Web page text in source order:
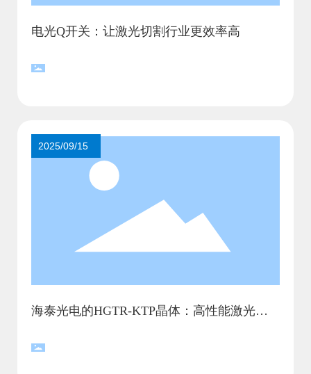
电光Q开关：让激光切割行业更效率高
2025/09/15
海泰光电的HGTR-KTP晶体：高性能激光器